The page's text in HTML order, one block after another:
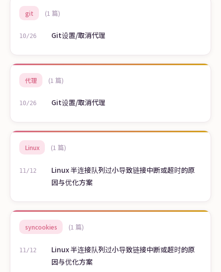
git (1 篇)
10/26 Git设置/取消代理
代理 (1 篇)
10/26 Git设置/取消代理
Linux (1 篇)
11/12
Linux 半连接队列过小导致链接中断或超时的原
因与优化方案
syncookies (1 篇)
11/12
Linux 半连接队列过小导致链接中断或超时的原
因与优化方案